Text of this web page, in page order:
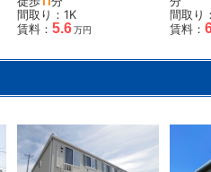
間取り：1K
賃料： 5.6万円
間取り
賃料：